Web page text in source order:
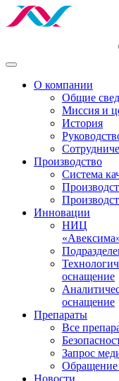
О компании
Общие
Миссия и
История
Производство
Система
Инновации
НИЦ
оснащение
оснащение
Препараты
Все
Запрос
Обращение